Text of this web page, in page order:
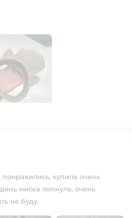
купила очень
миска лопнула, очень
не буду.